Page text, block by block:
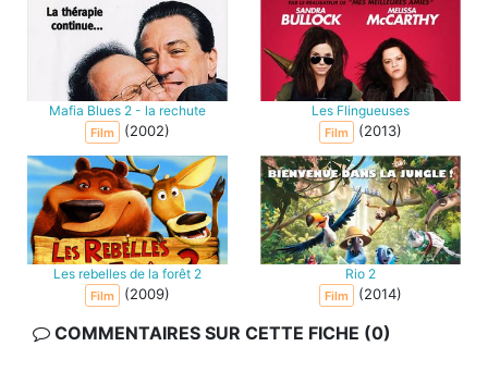
Mafia Blues 2 - la rechute
Film (2002)
Les Flingueuses
Film (2013)
Les rebelles de la forêt 2
Film (2009)
Rio 2
Film (2014)
COMMENTAIRES SUR CETTE FICHE (0)